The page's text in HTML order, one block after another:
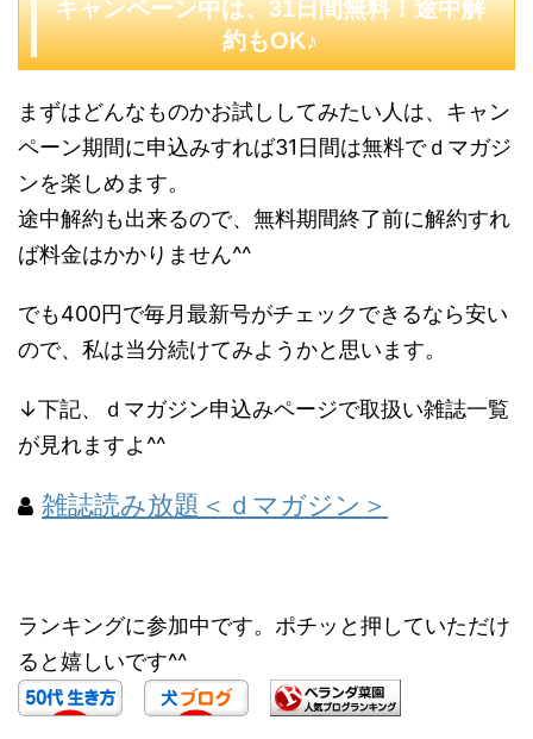
キャンペーン中は、31日間無料！途中解
約もOK♪
まずはどんなものかお試ししてみたい人は、キャン
ペーン期間に申込みすれば31日間は無料でｄマガジ
ンを楽しめます。
途中解約も出来るので、無料期間終了前に解約すれ
ば料金はかかりません^^
でも400円で毎月最新号がチェックできるなら安い
ので、私は当分続けてみようかと思います。
↓下記、ｄマガジン申込みページで取扱い雑誌一覧
が見れますよ^^
雑誌読み放題＜ｄマガジン＞
ランキングに参加中です。ポチッと押していただけ
ると嬉しいです^^